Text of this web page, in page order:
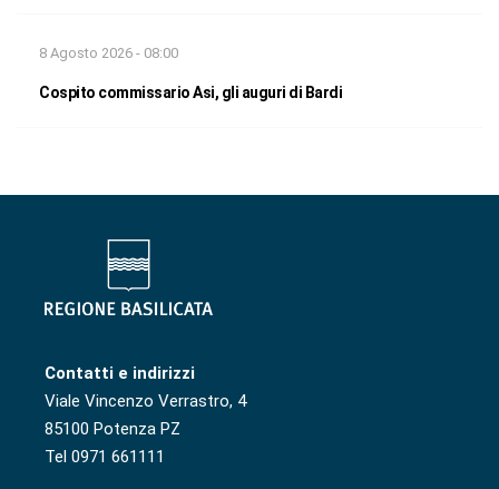
8 Agosto 2026 - 08:00
Cospito commissario Asi, gli auguri di Bardi
Contatti e indirizzi
Viale Vincenzo Verrastro, 4
85100 Potenza PZ
Tel 0971 661111